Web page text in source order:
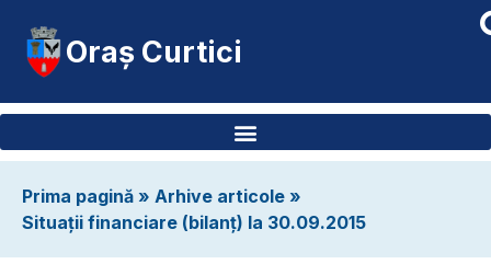
Oraș Curtici
Prima pagină » Arhive articole »
Situații financiare (bilanț) la 30.09.2015